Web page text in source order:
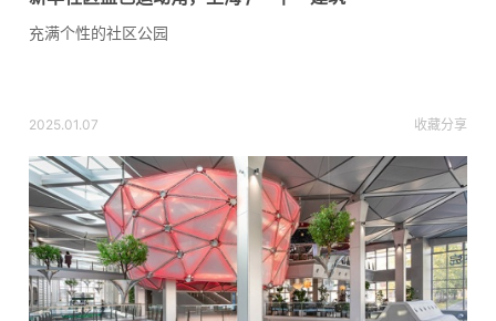
充满个性的社区公园
2025.01.07 收藏分享